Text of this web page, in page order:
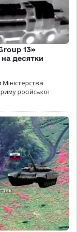
13»
десятки
російської